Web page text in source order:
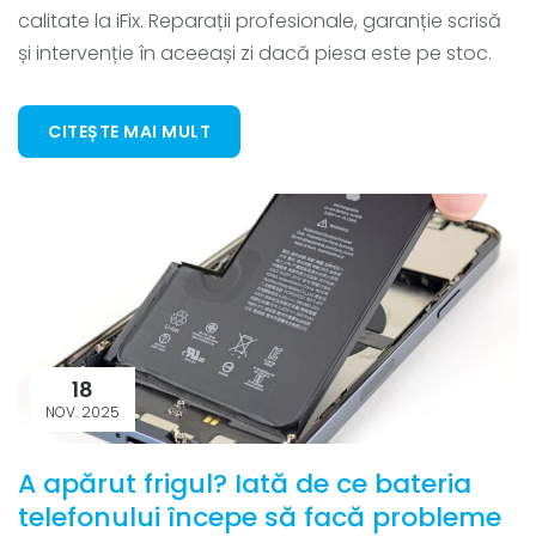
calitate la iFix. Reparații profesionale, garanție scrisă
și intervenție în aceeași zi dacă piesa este pe stoc.
CITEȘTE MAI MULT
18
NOV. 2025
A apărut frigul? Iată de ce bateria
telefonului începe să facă probleme